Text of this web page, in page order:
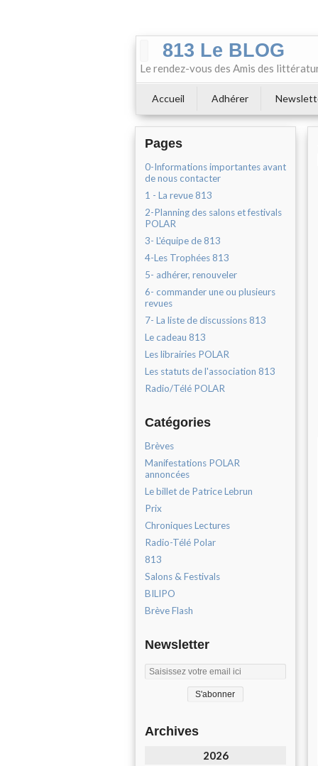
813 Le BLOG
Le rendez-vous des Amis des
Accueil Adhérer
Pages
0-Informations importantes avant
de nous contacter
1 - La revue 813
2-Planning des salons et festivals
POLAR
3- L'équipe de 813
4-Les Trophées 813
5- adhérer, renouveler
6- commander une ou plusieurs
revues
7- La liste de discussions 813
Le cadeau 813
Les librairies POLAR
Les statuts de l'association 813
Radio/Télé POLAR
Catégories
Brèves
Manifestations POLAR
annoncées
Le billet de Patrice Lebrun
Prix
Chroniques Lectures
Radio-Télé Polar
813
Salons & Festivals
BILIPO
Brève Flash
Newsletter
Archives
2026